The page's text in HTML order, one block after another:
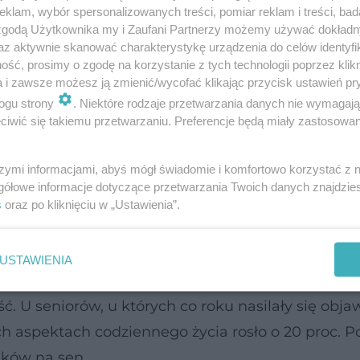
się, jedzenie, korzystanie z toalety, mycie
się po mieszkaniu i wychodzenie na
na temat częstości występowaniaobjawów
nigdy, raz w tygodniu, tylko w niektóre noce,
nasilone objawy bezsenności
ilości leków nasennych wiązały
leków na sen
U seniorów, u których co roku nasilały się
codziennego życia rosło o 20 proc.
wybór spersonalizowanych treści, pomiar reklam i treści,
Użytkownika my i Zaufani Partnerzy możemy używać
aktywnie skanować charakterystykę urządzenia do celów
prosimy o zgodę na korzystanie z tych technologii poprzez
i zawsze możesz ją zmienić/wycofać klikając przycisk ustawień
strony
. Niektóre rodzaje przetwarzania danych nie
się takiemu przetwarzaniu. Preferencje będą miały
informacjami, abyś mógł świadomie i komfortowo korzystać z
informacje dotyczące przetwarzania Twoich danych
oraz po kliknięciu w „Ustawienia”.
USTAWIENIA